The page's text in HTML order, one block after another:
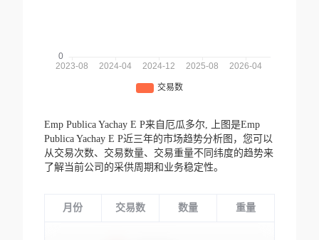
Emp Publica Yachay E P来自厄瓜多尔,
上图是Emp
Publica Yachay E P近三年的市场趋势分析图，您可以
从交易次数、交易数量、交易重量不同纬度的趋势来
了解当前公司的采供周期和业务稳定性。
月份 交易数 数量 重量